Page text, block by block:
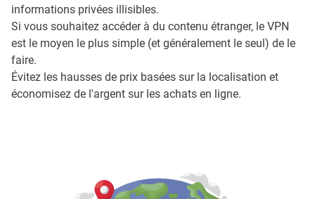
informations privées illisibles.
Si vous souhaitez accéder à du contenu étranger, le VPN
est le moyen le plus simple (et généralement le seul) de le
faire.
Évitez les hausses de prix basées sur la localisation et
économisez de l'argent sur les achats en ligne.